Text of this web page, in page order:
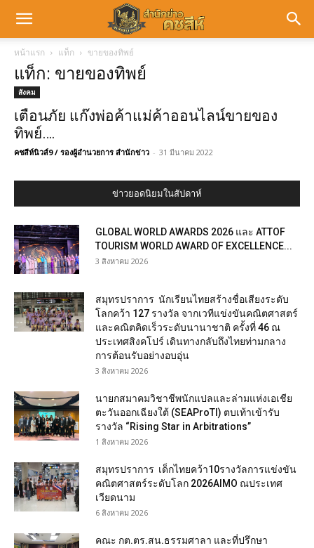
หน้าแรก แท็ก ขายของทิพย์
แท็ก: ขายของทิพย์
สังคม
เตือนภัย แก๊งพ่อค้าแม่ค้าออนไลน์ขายของ
ทิพย์….
คชสีห์นิวส์9 / รองผู้อำนวยการ สำนักข่าว - 31 มีนาคม 2022
ข่าวยอดนิยมในสัปดาห์
GLOBAL WORLD AWARDS 2026 และ ATTOF
TOURISM WORLD AWARD OF EXCELLENCE...
3 สิงหาคม 2026
สมุทรปราการ นักเรียนไทยสร้างชื่อเสียงระดับ
โลกคว้า 127 รางวัล จากเวทีแข่งขันคณิตศาสตร์
และคณิตคิดเร็วระดับนานาชาติ ครั้งที่ 46 ณ
ประเทศสิงคโปร์ เดินทางกลับถึงไทยท่ามกลาง
การต้อนรับอย่างอบอุ่น
3 สิงหาคม 2026
นายกสมาคมวิชาชีพนักแปลและล่ามแห่งเอเชีย
ตะวันออกเฉียงใต้ (SEAProTI) ตบเท้าเข้ารับ
รางวัล “Rising Star in Arbitrations”
1 สิงหาคม 2026
สมุทรปราการ เด็กไทยคว้า10รางวัลการแข่งขัน
คณิตศาสตร์ระดับโลก 2026AIMO ณประเทศ
เวียดนาม
6 สิงหาคม 2026
คณะ กต.ตร.สน.ธรรมศาลา และที่ปรึกษา